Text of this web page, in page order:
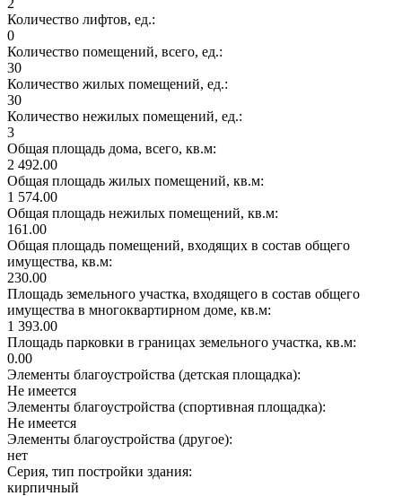
Количество лифтов, ед.:
0
Количество помещений, всего, ед.:
30
Количество жилых помещений, ед.:
30
Количество нежилых помещений, ед.:
3
Общая площадь дома, всего, кв.м:
2 492.00
Общая площадь жилых помещений, кв.м:
1 574.00
Общая площадь нежилых помещений, кв.м:
161.00
Общая площадь помещений, входящих в состав общего
имущества, кв.м:
230.00
Площадь земельного участка, входящего в состав общего
имущества в многоквартирном доме, кв.м:
1 393.00
Площадь парковки в границах земельного участка, кв.м:
0.00
Элементы благоустройства (детская площадка):
Не имеется
Элементы благоустройства (спортивная площадка):
Не имеется
Элементы благоустройства (другое):
нет
Серия, тип постройки здания:
кирпичный